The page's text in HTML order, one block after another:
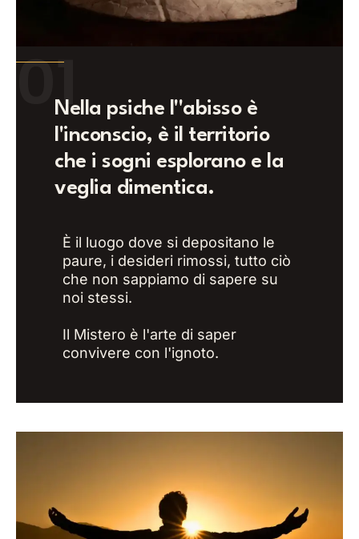
01Nella psiche l''abisso è
l'inconscio, è il territorio
che i sogni esplorano e la
veglia dimentica.
È il luogo dove si depositano le
paure, i desideri rimossi, tutto ciò
che non sappiamo di sapere su
noi stessi.
Il Mistero è l'arte di saper
convivere con l'ignoto.